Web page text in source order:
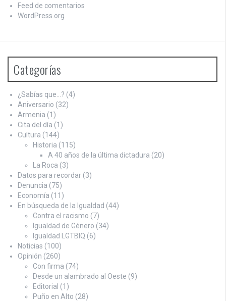
Feed de comentarios
WordPress.org
Categorías
¿Sabías que…? (4)
Aniversario (32)
Armenia (1)
Cita del día (1)
Cultura (144)
Historia (115)
A 40 años de la última dictadura (20)
La Roca (3)
Datos para recordar (3)
Denuncia (75)
Economía (11)
En búsqueda de la Igualdad (44)
Contra el racismo (7)
Igualdad de Género (34)
Igualdad LGTBIQ (6)
Noticias (100)
Opinión (260)
Con firma (74)
Desde un alambrado al Oeste (9)
Editorial (1)
Puño en Alto (28)